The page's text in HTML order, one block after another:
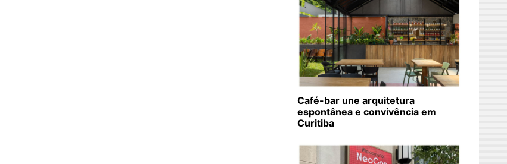
Café-bar une arquitetura
espontânea e convivência em
Curitiba